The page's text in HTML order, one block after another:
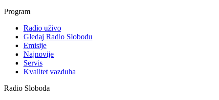
Program
Radio uživo
Gledaj Radio Slobodu
Emisije
Najnovije
Servis
Kvalitet vazduha
Radio Sloboda